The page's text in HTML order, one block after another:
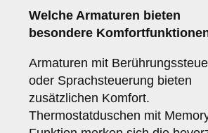
Welche Armaturen bieten
besondere
Armaturen mit
oder Sprachsteuerung bieten
zusätzlichen Komfort.
Thermostatduschen mit